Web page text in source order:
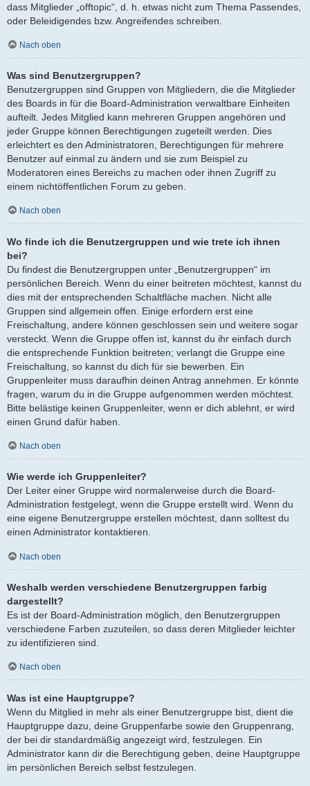
dass Mitglieder „offtopic“, d. h. etwas nicht zum Thema Passendes,
oder Beleidigendes bzw. Angreifendes schreiben.
Nach oben
Was sind Benutzergruppen?
Benutzergruppen sind Gruppen von Mitgliedern, die die Mitglieder
des Boards in für die Board-Administration verwaltbare Einheiten
aufteilt. Jedes Mitglied kann mehreren Gruppen angehören und
jeder Gruppe können Berechtigungen zugeteilt werden. Dies
erleichtert es den Administratoren, Berechtigungen für mehrere
Benutzer auf einmal zu ändern und sie zum Beispiel zu
Moderatoren eines Bereichs zu machen oder ihnen Zugriff zu
einem nichtöffentlichen Forum zu geben.
Nach oben
Wo finde ich die Benutzergruppen und wie trete ich ihnen
bei?
Du findest die Benutzergruppen unter „Benutzergruppen“ im
persönlichen Bereich. Wenn du einer beitreten möchtest, kannst du
dies mit der entsprechenden Schaltfläche machen. Nicht alle
Gruppen sind allgemein offen. Einige erfordern erst eine
Freischaltung, andere können geschlossen sein und weitere sogar
versteckt. Wenn die Gruppe offen ist, kannst du ihr einfach durch
die entsprechende Funktion beitreten; verlangt die Gruppe eine
Freischaltung, so kannst du dich für sie bewerben. Ein
Gruppenleiter muss daraufhin deinen Antrag annehmen. Er könnte
fragen, warum du in die Gruppe aufgenommen werden möchtest.
Bitte belästige keinen Gruppenleiter, wenn er dich ablehnt, er wird
einen Grund dafür haben.
Nach oben
Wie werde ich Gruppenleiter?
Der Leiter einer Gruppe wird normalerweise durch die Board-
Administration festgelegt, wenn die Gruppe erstellt wird. Wenn du
eine eigene Benutzergruppe erstellen möchtest, dann solltest du
einen Administrator kontaktieren.
Nach oben
Weshalb werden verschiedene Benutzergruppen farbig
dargestellt?
Es ist der Board-Administration möglich, den Benutzergruppen
verschiedene Farben zuzuteilen, so dass deren Mitglieder leichter
zu identifizieren sind.
Nach oben
Was ist eine Hauptgruppe?
Wenn du Mitglied in mehr als einer Benutzergruppe bist, dient die
Hauptgruppe dazu, deine Gruppenfarbe sowie den Gruppenrang,
der bei dir standardmäßig angezeigt wird, festzulegen. Ein
Administrator kann dir die Berechtigung geben, deine Hauptgruppe
im persönlichen Bereich selbst festzulegen.